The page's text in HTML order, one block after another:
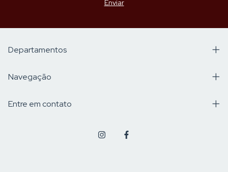
Departamentos
Navegação
Entre em contato